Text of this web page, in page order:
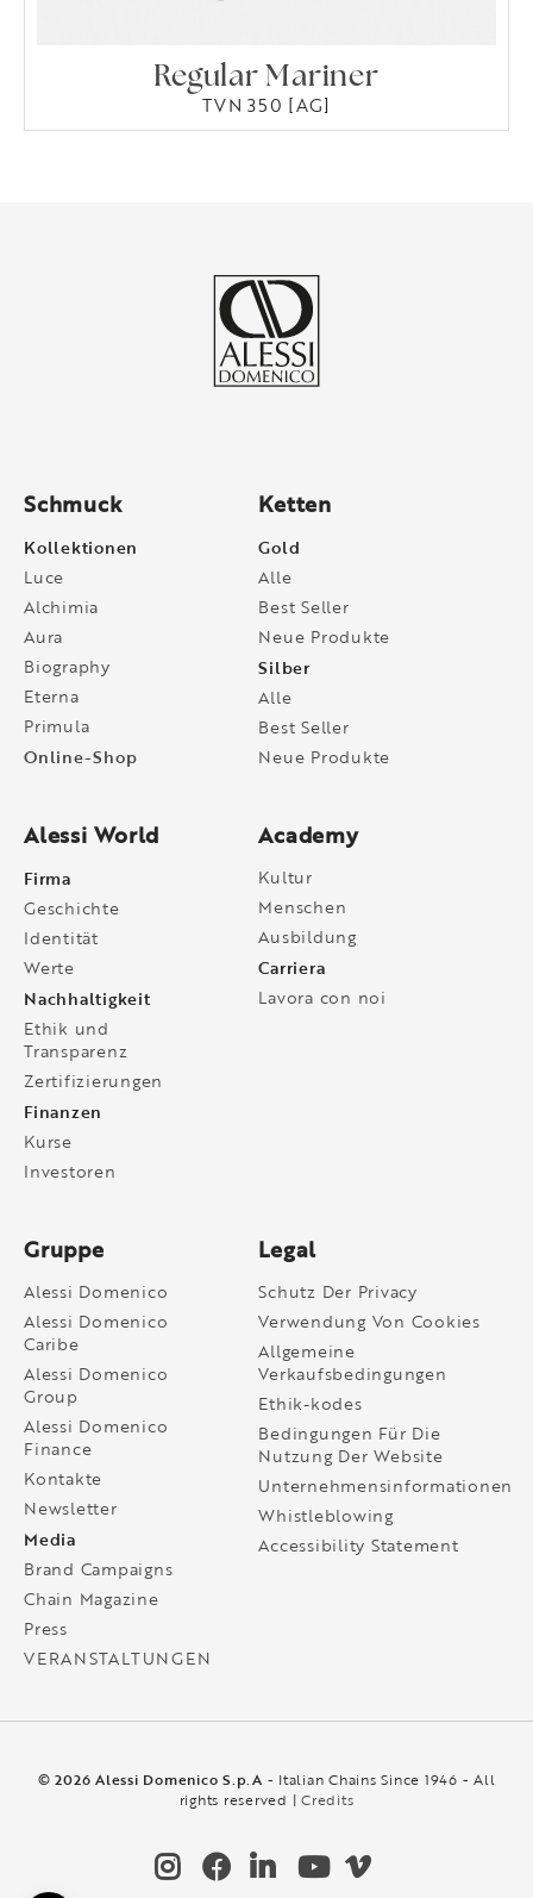
Regular Mariner
TVN 350 [AG]
Schmuck
Kollektionen
Luce
Alchimia
Aura
Biography
Eterna
Primula
Online-Shop
Ketten
Gold
Alle
Best Seller
Neue Produkte
Silber
Alle
Best Seller
Neue Produkte
Alessi World
Firma
Geschichte
Identität
Werte
Nachhaltigkeit
Ethik und
Transparenz
Zertifizierungen
Finanzen
Kurse
Investoren
Academy
Kultur
Menschen
Ausbildung
Carriera
Lavora con noi
Gruppe
Alessi Domenico
Alessi Domenico
Caribe
Alessi Domenico
Group
Alessi Domenico
Finance
Kontakte
Newsletter
Media
Brand Campaigns
Chain Magazine
Press
VERANSTALTUNGEN
Legal
Schutz Der Privacy
Verwendung Von Cookies
Allgemeine
Verkaufsbedingungen
Ethik-kodes
Bedingungen Für Die
Nutzung Der Website
Unternehmensinformationen
Whistleblowing
Accessibility Statement
© 2026 Alessi Domenico S.p.A - Italian Chains Since 1946 - All
rights reserved |Credits